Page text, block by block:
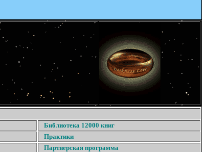
Библиотека 12000 книг
Практики
Партнерская программа